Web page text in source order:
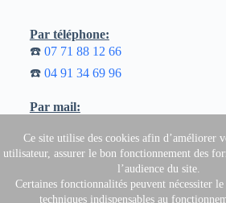
Ce site utilise des cookies afin d’améliorer
utilisateur, assurer le bon fonctionnement des
l’audience du site.
Certaines fonctionnalités peuvent nécessiter
techniques indispensables au
Par téléphone:
☎️ 07 71 88 12 66
☎️ 04 91 34 69 96
Par mail:
Copyright © 2026 - Centre Social Ste